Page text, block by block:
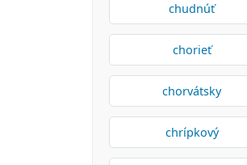
chudnúť
chorieť
chorvátsky
chrípkový